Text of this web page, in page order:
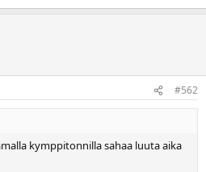
#562
kymppitonnilla sahaa luuta aika